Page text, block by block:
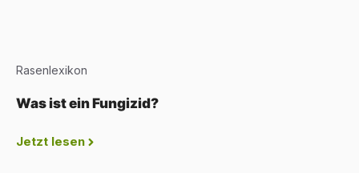
Rasenlexikon
Was ist ein Fungizid?
Jetzt lesen